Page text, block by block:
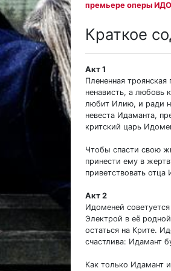
премьере оперы
Краткое
Акт 1
Плененная
ненависть, а любовь
любит Илию, и ради
невеста Идаманта,
критский царь
Чтобы спасти свою
принести ему в
приветствовать отца
Акт 2
Идоменей
Электрой в её
остаться на Крите.
счастлива: Идамант
Как только Идамант